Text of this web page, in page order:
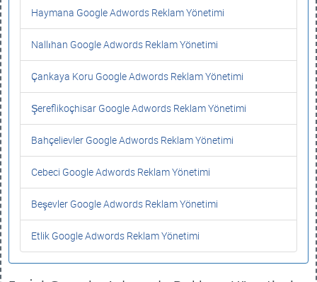
Haymana Google Adwords Reklam Yönetimi
Nallıhan Google Adwords Reklam Yönetimi
Çankaya Koru Google Adwords Reklam Yönetimi
Şereflikoçhisar Google Adwords Reklam Yönetimi
Bahçelievler Google Adwords Reklam Yönetimi
Cebeci Google Adwords Reklam Yönetimi
Beşevler Google Adwords Reklam Yönetimi
Etlik Google Adwords Reklam Yönetimi